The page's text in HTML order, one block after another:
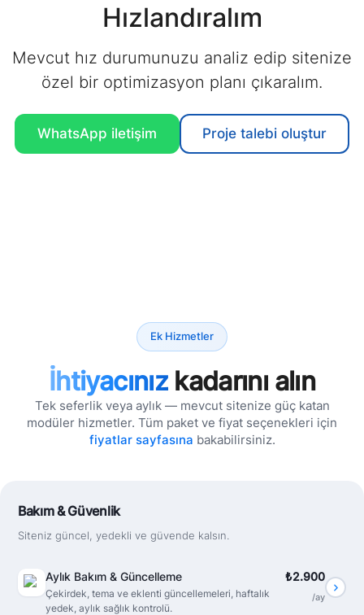
Hızlandıralım
Mevcut hız durumunuzu analiz edip sitenize
özel bir optimizasyon planı çıkaralım.
WhatsApp iletişim Proje talebi oluştur
Ek Hizmetler
İhtiyacınızkadarını alın
Tek seferlik veya aylık — mevcut sitenize güç katan
modüler hizmetler. Tüm paket ve fiyat seçenekleri için
fiyatlar sayfasına bakabilirsiniz.
Bakım & Güvenlik
Siteniz güncel, yedekli ve güvende kalsın.
Aylık Bakım & Güncelleme
Çekirdek, tema ve eklenti güncellemeleri, haftalık
yedek, aylık sağlık kontrolü.
₺2.900
/ay